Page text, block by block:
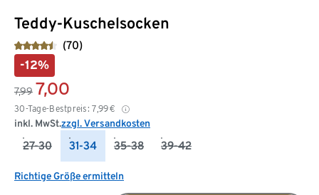
Teddy-Kuschelsocken
(70)
-12%
7,99 7,00
30-Tage-Bestpreis: 7,99€
inkl. MwSt.zzgl. Versandkosten
27-30 31-34 35-38 39-42
Richtige Größe ermitteln